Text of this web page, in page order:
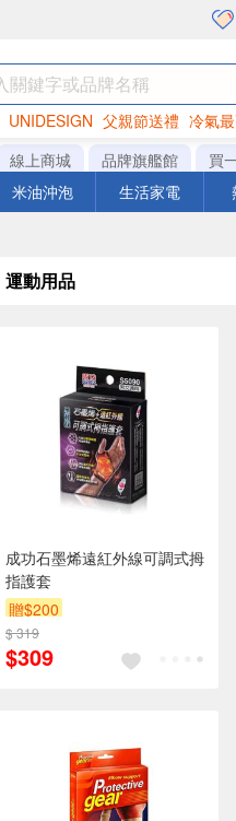
UNIDESIGN 父親節送禮 冷氣
罐頭 海苔 洋芋片
線上商城 品牌旗艦館 買
米油沖泡 生活家電
運動用品
成功石墨烯遠紅外線可調式拇
指護套
贈$200
$ 319
$309